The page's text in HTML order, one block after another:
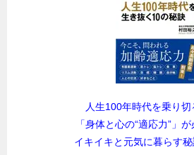
人生100年時代を乗り切
「身体と心の“適応力”」が
イキイキと元気に暮らす秘